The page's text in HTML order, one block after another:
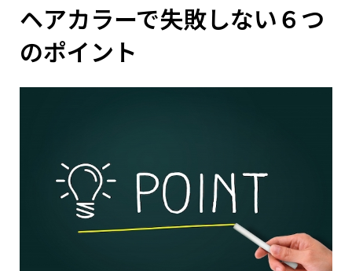
ヘアカラーで失敗しない６つ
のポイント